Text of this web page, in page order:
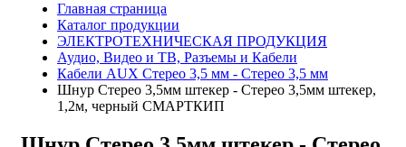
Главная страница
Каталог продукции
ЭЛЕКТРОТЕХНИЧЕСКАЯ ПРОДУКЦИЯ
Аудио, Видео и ТВ, Разъемы и Кабели
Кабели AUX Стерео 3,5 мм - Стерео 3,5 мм
Шнур Стерео 3,5мм штекер - Стерео 3,5мм штекер,
1,2м, черный СМАРТКИП